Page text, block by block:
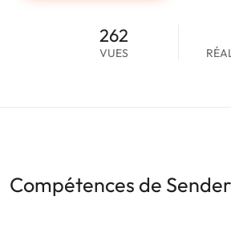
262
VUES
Compétences de Sender